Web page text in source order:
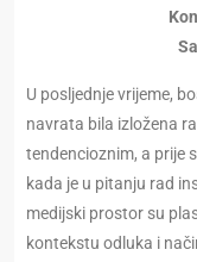
U posljednje vrijeme,
navrata bila izložena
tendencioznim, a prije
kada je u pitanju rad
medijski prostor su
kontekstu odluka i